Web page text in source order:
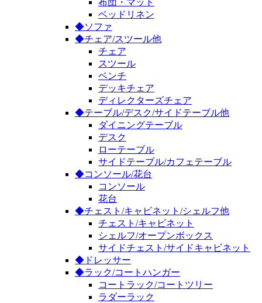
布団・マット
ベッドリネン
◆ソファ
◆チェア/スツール他
チェア
スツール
ベンチ
デッキチェア
ディレクターズチェア
◆テーブル/デスク/サイドテーブル他
ダイニングテーブル
デスク
ローテーブル
サイドテーブル/カフェテーブル
◆コンソール/花台
コンソール
花台
◆チェスト/キャビネット/シェルフ他
チェスト/キャビネット
シェルフ/オープンボックス
サイドチェスト/サイドキャビネット
◆ドレッサー
◆ラック/コートハンガー
コートラック/コートツリー
ラダーラック